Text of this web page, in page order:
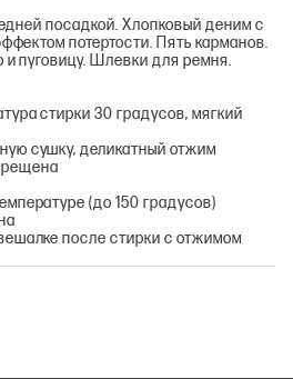
посадкой. Хлопковый деним с
потертости. Пять карманов.
пуговицу. Шлевки для ремня.
стирки 30 градусов, мягкий
сушку, деликатный отжим
(до 150 градусов)
после стирки с отжимом